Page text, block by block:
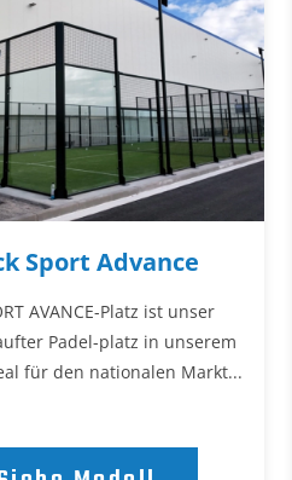
Sport Advance
AVANCE-Platz ist unser
Padel-platz in unserem
für den nationalen Markt...